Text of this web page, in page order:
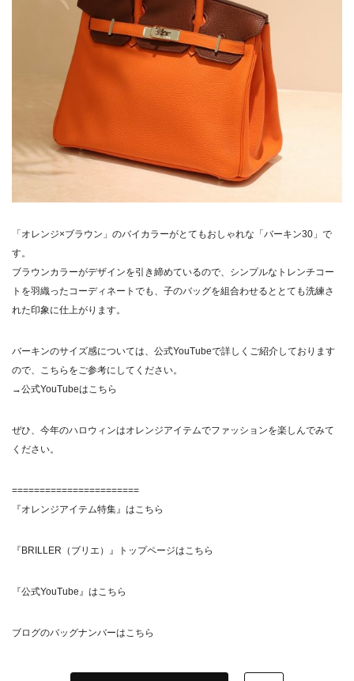
「オレンジ×ブラウン」のバイカラーがとてもおしゃれな「バーキン30」で
す。
ブラウンカラーがデザインを引き締めているので、シンプルなトレンチコー
トを羽織ったコーディネートでも、子のバッグを組合わせるととても洗練さ
れた印象に仕上がります。
バーキンのサイズ感については、公式YouTubeで詳しくご紹介しております
ので、こちらをご参考にしてください。
→公式YouTubeはこちら
ぜひ、今年のハロウィンはオレンジアイテムでファッションを楽しんでみて
ください。
=======================
『オレンジアイテム特集』はこちら
『BRILLER（ブリエ）』トップページはこちら
『公式YouTube』はこちら
ブログのバッグナンバーはこちら